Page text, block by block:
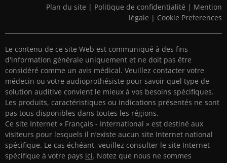
Plan du site | Politique de confidentialité | Mention
légale | Cookie Preferences
Le contenu de ce site Web est communiqué à des fins
d'information générale uniquement et ne doit pas être
considéré comme un avis médical. Veuillez contacter votre
médecin ou votre audioprothésiste pour savoir quel type de
solution auditive convient le mieux à vos besoins spécifiques.
Les produits, caractéristiques ou indications présentés ne sont
pas tous disponibles dans toutes les régions.
Ce site Internet « Français - International » est destiné aux
visiteurs pour lesquels il n’existe aucun site Internet national
spécifique. Le cas échéant, veuillez consulter le site Internet
spécifique à votre pays ici. Notez que nous ne sommes